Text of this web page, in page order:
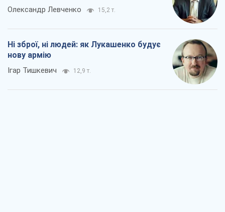
Олександр Левченко 15,2 т.
Ні зброї, ні людей: як Лукашенко будує
нову армію
Ігар Тишкевич 12,9 т.